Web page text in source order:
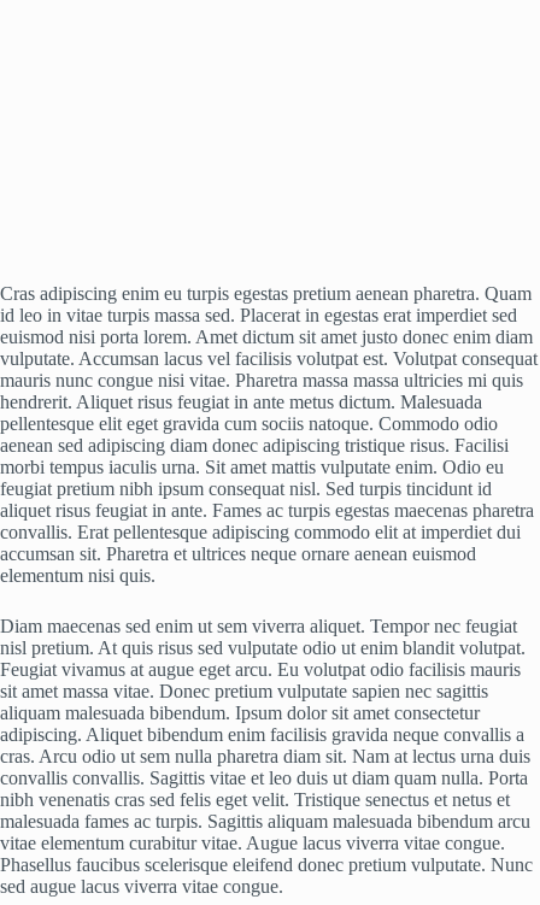
Cras adipiscing enim eu turpis egestas pretium aenean pharetra. Quam
id leo in vitae turpis massa sed. Placerat in egestas erat imperdiet sed
euismod nisi porta lorem. Amet dictum sit amet justo donec enim diam
vulputate. Accumsan lacus vel facilisis volutpat est. Volutpat consequat
mauris nunc congue nisi vitae. Pharetra massa massa ultricies mi quis
hendrerit. Aliquet risus feugiat in ante metus dictum. Malesuada
pellentesque elit eget gravida cum sociis natoque. Commodo odio
aenean sed adipiscing diam donec adipiscing tristique risus. Facilisi
morbi tempus iaculis urna. Sit amet mattis vulputate enim. Odio eu
feugiat pretium nibh ipsum consequat nisl. Sed turpis tincidunt id
aliquet risus feugiat in ante. Fames ac turpis egestas maecenas pharetra
convallis. Erat pellentesque adipiscing commodo elit at imperdiet dui
accumsan sit. Pharetra et ultrices neque ornare aenean euismod
elementum nisi quis.
Diam maecenas sed enim ut sem viverra aliquet. Tempor nec feugiat
nisl pretium. At quis risus sed vulputate odio ut enim blandit volutpat.
Feugiat vivamus at augue eget arcu. Eu volutpat odio facilisis mauris
sit amet massa vitae. Donec pretium vulputate sapien nec sagittis
aliquam malesuada bibendum. Ipsum dolor sit amet consectetur
adipiscing. Aliquet bibendum enim facilisis gravida neque convallis a
cras. Arcu odio ut sem nulla pharetra diam sit. Nam at lectus urna duis
convallis convallis. Sagittis vitae et leo duis ut diam quam nulla. Porta
nibh venenatis cras sed felis eget velit. Tristique senectus et netus et
malesuada fames ac turpis. Sagittis aliquam malesuada bibendum arcu
vitae elementum curabitur vitae. Augue lacus viverra vitae congue.
Phasellus faucibus scelerisque eleifend donec pretium vulputate. Nunc
sed augue lacus viverra vitae congue.